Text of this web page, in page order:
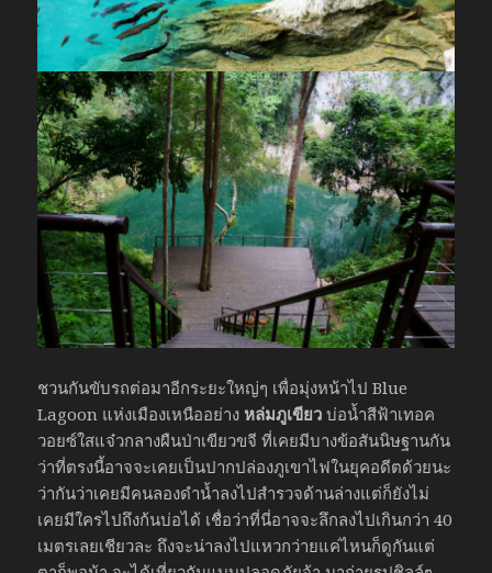
ชวนกันขับรถต่อมาอีกระยะใหญ่ๆ เพื่อมุ่งหน้าไป Blue
Lagoon แห่งเมืองเหนืออย่าง หล่มภูเขียว บ่อน้ำสีฟ้าเทอค
วอยซ์ใสแจ๋วกลางผืนป่าเขียวขจี ที่เคยมีบางข้อสันนิษฐานกัน
ว่าที่ตรงนี้อาจจะเคยเป็นปากปล่องภูเขาไฟในยุคอดีตด้วยนะ
ว่ากันว่าเคยมีคนลองดำน้ำลงไปสำรวจด้านล่างแต่ก็ยังไม่
เคยมีใครไปถึงก้นบ่อได้ เชื่อว่าที่นี่อาจจะลึกลงไปเกินกว่า 40
เมตรเลยเชียวละ ถึงจะน่าลงไปแหวกว่ายแค่ไหนก็ดูกันแต่